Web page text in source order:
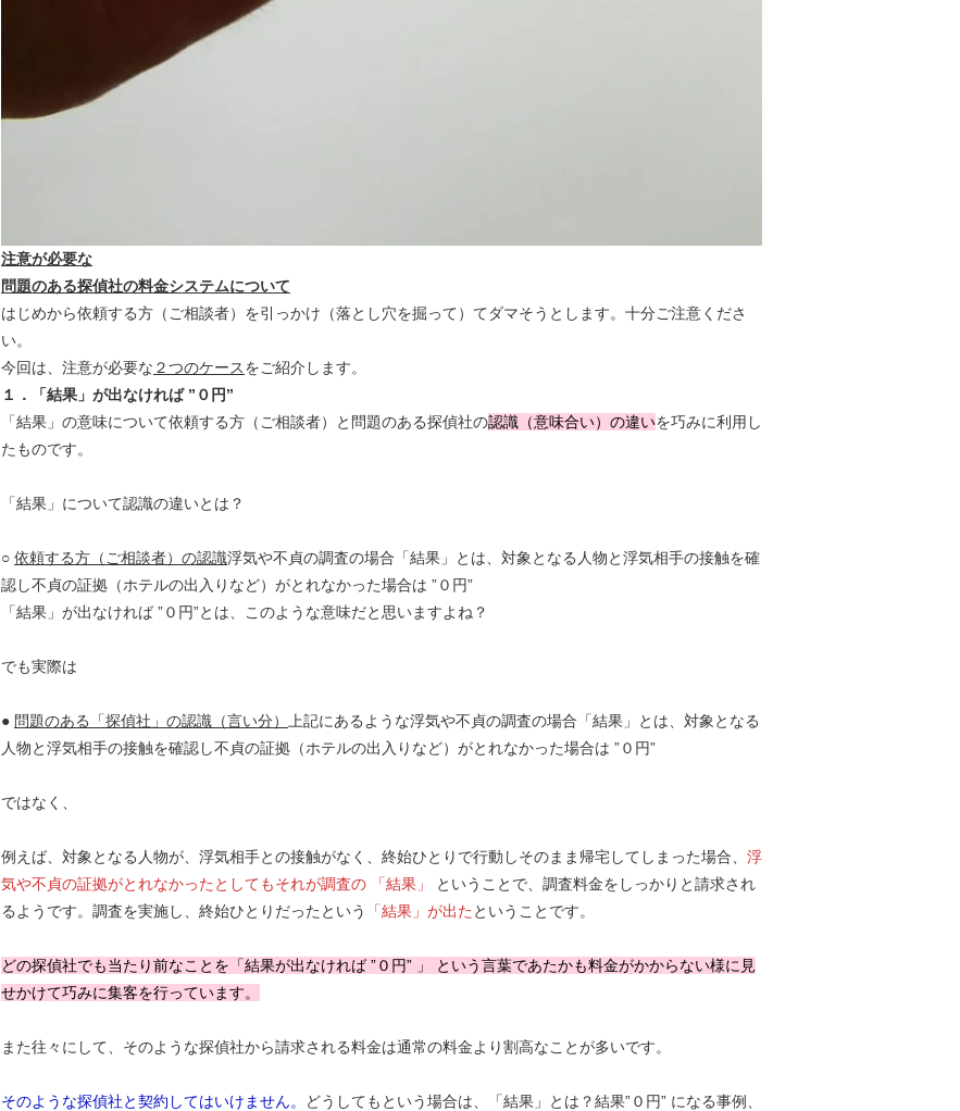
注意が必要な
問題のある探偵社の料金システムについて
はじめから依頼する方（ご相談者）を引っかけ（落とし穴を掘って）てダマそうとします。十分ご注意くださ
い。
今回は、注意が必要な ２つのケースをご紹介します。
１．「結果」が出なければ ”０円”
「結果」の意味について依頼する方（ご相談者）と問題のある探偵社の認識（意味合い）の違いを巧みに利用し
たものです。
「結果」について認識の違いとは？
○ 依頼する方（ご相談者）の認識浮気や不貞の調査の場合「結果」とは、対象となる人物と浮気相手の接触を確
認し不貞の証拠（ホテルの出入りなど）がとれなかった場合は ”０円”
「結果」が出なければ ”０円”とは、このような意味だと思いますよね？
でも実際は
● 問題のある「探偵社」の認識（言い分）
上記にあるような浮気や不貞の調査の場合「結果」とは、対象となる
人物と浮気相手の接触を確認し不貞の証拠（ホテルの出入りなど）がとれなかった場合は ”０円”
ではなく、
例えば、対象となる人物が、浮気相手との接触がなく、終始ひとりで行動しそのまま帰宅してしまった場合、 浮
気や不貞の証拠がとれなかったとしてもそれが調査の 「結果」
ということで、調査料金をしっかりと請求され
るようです。調査を実施し、終始ひとりだったという
「結果」が出た ということです。
どの探偵社でも当たり前なことを「結果が出なければ ”０円” 」 という言葉であたかも料金がかからない様に見
せかけて巧みに集客を行っています。
また往々にして、そのような探偵社から請求される料金は通常の料金より割高なことが多いです。
そのような探偵社と契約してはいけません。
どうしてもという場合は、「結果」とは？結果”０円” になる事例、